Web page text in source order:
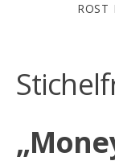
ROST